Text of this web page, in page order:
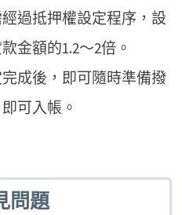
過抵押權設定程序，設
金額的1.2～2倍。
成後，即可隨時準備撥
可入帳。
問題